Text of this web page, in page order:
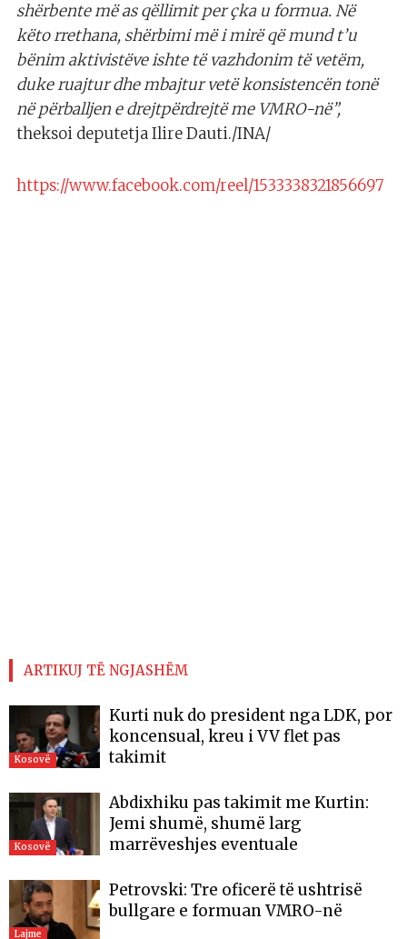
shërbente më as qëllimit per çka u formua. Në
këto rrethana, shërbimi më i mirë që mund t’u
bënim aktivistëve ishte të vazhdonim të vetëm,
duke ruajtur dhe mbajtur vetë konsistencën tonë
në përballjen e drejtpërdrejtë me VMRO-në”,
theksoi deputetja Ilire Dauti./INA/
https://www.facebook.com/reel/1533338321856697
ARTIKUJ TË NGJASHËM
Kosovë
Kurti nuk do president nga LDK, por
koncensual, kreu i VV flet pas
takimit
Kosovë
Abdixhiku pas takimit me Kurtin:
Jemi shumë, shumë larg
marrëveshjes eventuale
Lajme
Petrovski: Tre oficerë të ushtrisë
bullgare e formuan VMRO-në